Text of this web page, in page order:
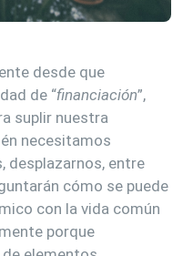
desde que
de “financiación”,
suplir nuestra
necesitamos
desplazarnos, entre
cómo se puede
con la vida común
porque